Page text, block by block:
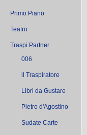
Primo Piano
Teatro
Traspi Partner
006
il Traspiratore
Libri da Gustare
Pietro d'Agostino
Sudate Carte